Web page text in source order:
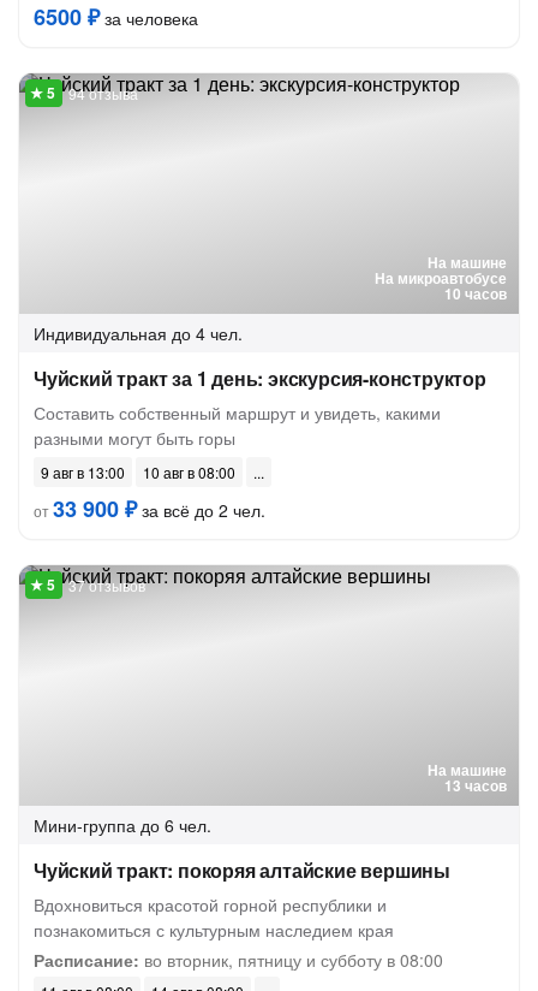
6500 ₽за человека
На машине
На микроавтобусе
10 часов
94 отзыва
Индивидуальная до 4 чел.
Чуйский тракт за 1 день: экскурсия-конструктор
Составить собственный маршрут и увидеть, какими
разными могут быть горы
9 авг в 13:00
10 авг в 08:00
от33 900 ₽за всё до 2 чел.
На машине
13 часов
37 отзывов
Мини-группа до 6 чел.
Чуйский тракт: покоряя алтайские вершины
Вдохновиться красотой горной республики и
познакомиться с культурным наследием края
Расписание: во вторник, пятницу и субботу в 08:00